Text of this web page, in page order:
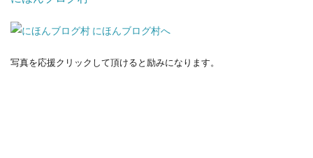
写真を応援クリックして頂けると励みになります。